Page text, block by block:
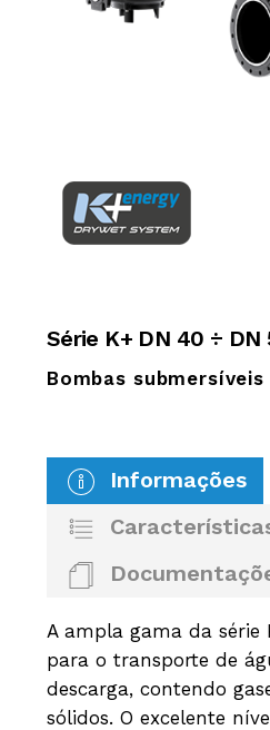
Série K+ DN 40 ÷ DN
Bombas submersíveis
Informações
A ampla gama da série
para o transporte de
descarga, contendo
sólidos. O excelente